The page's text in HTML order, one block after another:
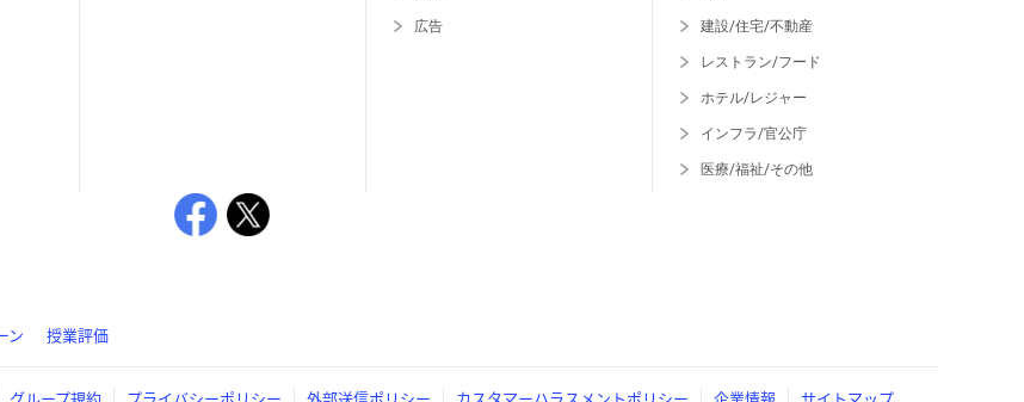
広告 建設/住宅/不動産
レストラン/フード
ホテル/レジャー
インフラ/官公庁
医療/福祉/その他
ン 授業評価